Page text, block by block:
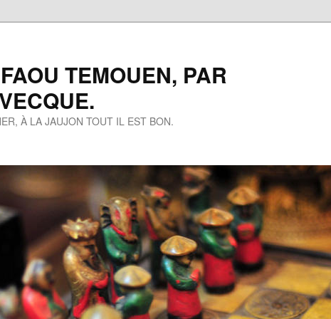
TEMOUEN, PAR
À LA JAUJON TOUT IL EST BON.